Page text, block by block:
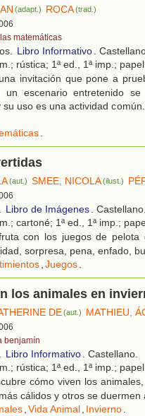
(adapt.) ROCA(trad.)
matemáticas
Libro Informativo.
rústica; 1ª ed., 1ª imp.;
invitación que pone a
un escenario entretenido
su uso es una actividad
.
(aut.) SMEE, NICOLA(ilust.)
Libro de Imágenes. Castellano.
cartoné; 1ª ed., 1ª imp.;
con los juegos de
sorpresa, pena, enfado,
,Juegos.
los animales en
DE(aut.) MATHIEU,
benjamín
Libro Informativo. Castellano.
rústica; 1ª ed., 1ª imp.;
cómo viven los
cálidos y otros se
,Vida Animal, Invierno.